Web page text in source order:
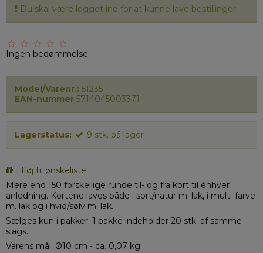
Du skal være logget ind for at kunne lave bestillinger
Ingen bedømmelse
Model/Varenr.: 51235
EAN-nummer 5714045003371
Lagerstatus: 9 stk. på lager
Tilføj til ønskeliste
Mere end 150 forskellige runde til- og fra kort til énhver
anledning. Kortene laves både i sort/natur m. lak, i multi-farve
m. lak og i hvid/sølv m. lak.
Sælges kun i pakker. 1 pakke indeholder 20 stk. af samme
slags.
Varens mål: Ø10 cm - ca. 0,07 kg.